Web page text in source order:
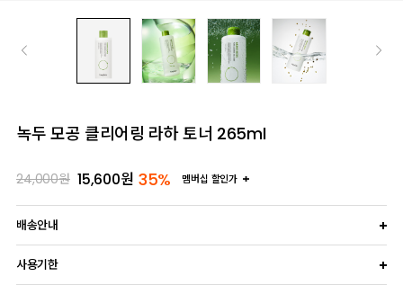
녹두 모공 클리어링 라하 토너 265ml
24,000원 15,600원 35% 멤버십 할인가
배송안내
사용기한